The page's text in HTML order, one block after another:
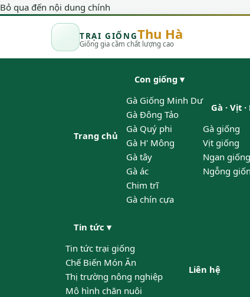
Bỏ qua đến nội dung chính
TRẠI GIỐNGThu Hà
Giống gia cầm chất lượng cao
Trang chủ
Con giống ▾
Gà Giống Minh Dư
Gà Đông Tảo
Gà Quý phi
Gà H' Mông
Gà tây
Gà ác
Chim trĩ
Gà chín cựa
Gà · Vịt
Gà giống
Vịt giống
Ngan giống
Ngỗng
Tin tức ▾
Tin tức trại giống
Chế Biến Món Ăn
Thị trường nông nghiệp
Mô hình chăn nuôi
Liên hệ